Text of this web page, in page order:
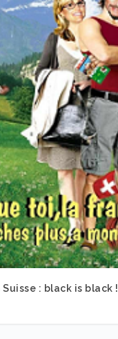
: black is black !